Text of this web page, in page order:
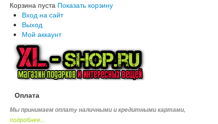
Корзина пуста Показать корзину
Вход на сайт
Выход
Мой аккаунт
Оплата
Мы принимаем оплату наличными и кредитными картами,
подробнее...